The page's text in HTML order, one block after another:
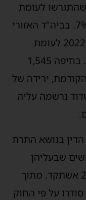
על 1,532 זוגות שהתגרשו לעומת
1,650 ב-2021, כלומר ירידה של 7%. בביה"ד האזורי
בת"א התגרשו 2,578 זוגות בשנת 2022 לעומת
2,734 בשנת 2021, ירידה של 6%. בחיפה 1,545
1,692 בשנה הקודמת, ירידה של
נרשמה עליה
בנושא התרת
הצליחה להשיג גט ל-187 נשים שבעליהן
נעלמו בארץ או בחו"ל, לעומת 215 אשתקד. מתוך
שהושגו השנה, 6 גיטין סודרו על פי החוק